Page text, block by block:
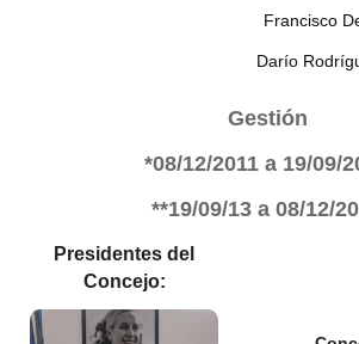
Francisco
Darío
Gestión
*08/12/2011 a 19/09/
**19/09/13 a 08/12/
Presidentes del
Concejo: